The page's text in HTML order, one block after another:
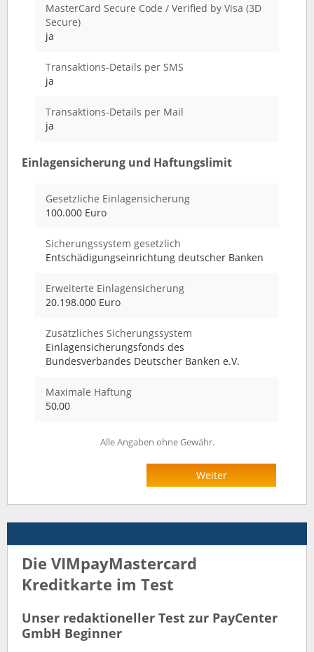
MasterCard Secure Code / Verified by Visa (3D
Secure)
ja
Transaktions-Details per SMS
ja
Transaktions-Details per Mail
ja
Einlagensicherung und Haftungslimit
Gesetzliche Einlagensicherung
100.000 Euro
Sicherungssystem gesetzlich
Entschädigungseinrichtung deutscher Banken
Erweiterte Einlagensicherung
20.198.000 Euro
Zusätzliches Sicherungssystem
Einlagensicherungsfonds des
Bundesverbandes Deutscher Banken e.V.
Maximale Haftung
50,00
Alle Angaben ohne Gewähr.
Weiter
Die VIMpayMastercard
Kreditkarte im Test
Unser redaktioneller Test zur PayCenter
GmbH Beginner